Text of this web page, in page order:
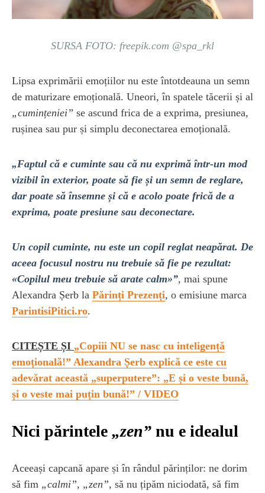
SURSA FOTO: freepik.com @spa_rkl
Lipsa exprimării emoțiilor nu este întotdeauna un semn
de maturizare emoțională. Uneori, în spatele tăcerii și al
„cumințeniei” se ascund frica de a exprima, presiunea,
rușinea sau pur și simplu deconectarea emoțională.
„Faptul că e cuminte sau că nu exprimă într-un mod
vizibil în exterior, poate să fie și un semn de reglare,
dar poate să însemne și că e acolo poate frică de a
exprima, poate presiune sau deconectare.
Un copil cuminte, nu este un copil reglat neapărat. De
aceea focusul nostru nu trebuie să fie pe rezultat:
«Copilul meu trebuie să arate calm»”, mai spune
Alexandra Șerb la Părinți Prezenți, o emisiune marca
ParintisiPitici.ro.
CITEȘTE ȘI „Copiii NU se nasc cu inteligență
emoțională!” Alexandra Șerb explică ce este cu
adevărat această „superputere”: „E și o veste bună,
și o veste mai puțin bună!” / VIDEO
Nici părintele „zen” nu e idealul
Aceeași capcană apare și în rândul părinților: ne dorim
să fim „calmi”, „zen”, să nu țipăm niciodată, să fim